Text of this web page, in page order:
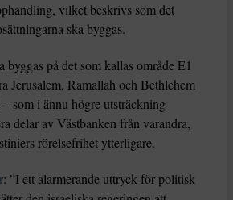
vilket beskrivs som det
ska byggas.
byggas på det som kallas område E1
Jerusalem, Ramallah och Bethlehem
som i ännu högre utsträckning
delar av Västbanken från varandra,
rörelsefrihet ytterligare.
: ”I ett alarmerande uttryck för politisk